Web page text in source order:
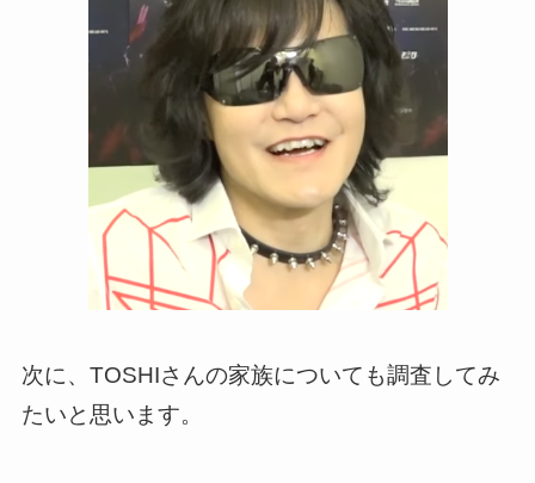
次に、TOSHIさんの家族についても調査してみ
たいと思います。